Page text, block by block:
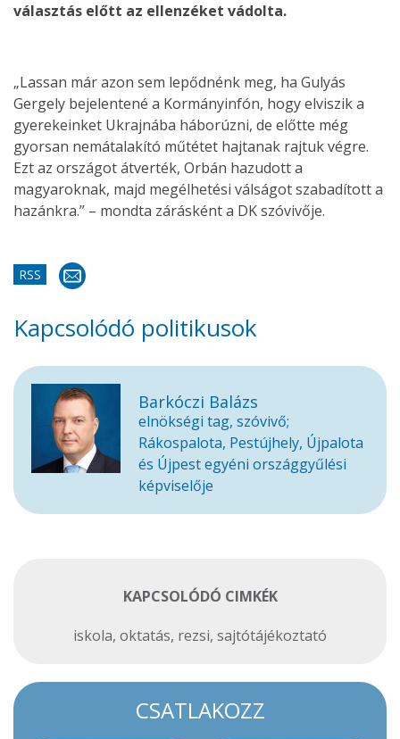
választás előtt az ellenzéket vádolta.
„Lassan már azon sem lepődnénk meg, ha Gulyás
Gergely bejelentené a Kormányinfón, hogy elviszik a
gyerekeinket Ukrajnába háborúzni, de előtte még
gyorsan nemátalakító műtétet hajtanak rajtuk végre.
Ezt az országot átverték, Orbán hazudott a
magyaroknak, majd megélhetési válságot szabadított a
hazánkra.” – mondta zárásként a DK szóvivője.
RSS
Kapcsolódó politikusok
Barkóczi Balázs
elnökségi tag, szóvivő;
Rákospalota, Pestújhely, Újpalota
és Újpest egyéni országgyűlési
képviselője
KAPCSOLÓDÓ CIMKÉK
iskola, oktatás, rezsi, sajtótájékoztató
CSATLAKOZZ